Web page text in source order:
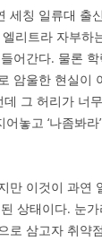
세칭 일류대 출
리트라 자부하
어간다. 물론
암울한 현실이
그 허리가 너
놓고 ‘나좀봐
만 이것이 과연
상태이다. 눈
로 삼고자 취약